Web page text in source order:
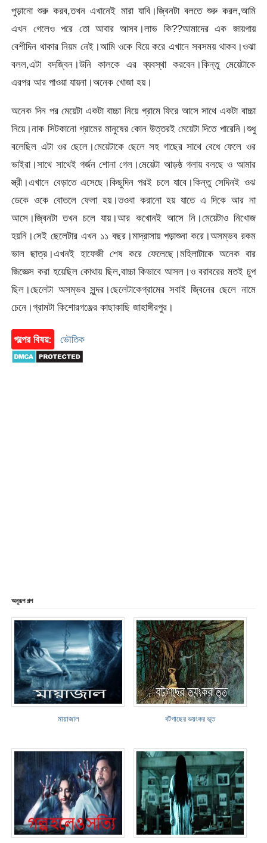
পুড়ানো শুরু করব,তখন এখানেই মারা যাবি।জ্বিনটা বলতে শুরু করল,আমি
এখন গেলেও পরে তো আবার আসব।লাভ কি??আমাদের এক জায়গায়
বেশীদিন থাকার নিয়ম নেই।আমি ওকে বিয়ে করে এখানে সবসময় থাকব।ওঝা
বলল,এটা বদজ্বিন।উনি কালকে এর ব্যবস্থা করবেন।কিন্তু মেয়েটাকে
এরপর আর পাওয়া যায়না।অনেক খোজা হয়।
অনেক দিন পর মেয়েটা একটা বাচ্চা নিয়ে গ্রামে ফিরে আসে সাথে একটা বাচ্চা
নিয়ে।নাক সিটকানো গ্রামের মানুষের কোন উত্তরই মেয়েটা দিতে পারেনি।শুধু
বলেছিল এটা ওর ছেলে।মেয়েটাকে ছেলে সহ গাছের সাথে বেধে ফেলে ওর
ভাইরা।সাথে সাথেই গর্জন শোনা গেল।মেয়েটা আড়ষ্ঠ গলায় বলছে ও আমার
স্ত্রী।এখানে বেড়াতে এসেছে।কিছুদিন পরই চলে যাবে।কিন্তু সেদিনই ওঝ
ডেকে ওকে বোতলে ফেলা হয়।তওবা করানো হয় যাতে এ দিকে আর না
আসে।জ্বিনটা তখন চলে যায়।আর কখোনই আসে নি।মেয়েটাও নিখোজ
হয়নি।সেই ছেলেটার এখন ১১ বছর।মাদ্রাসায় পড়াশুনা করে।অসম্ভব রকম
ভাল ছাত্র।এখনই হাফেজী শেষ করে ফেলেছে।মহিলাটাকে অনেক বার
জিজ্ঞেস করা হয়েছিল কোথায় ছিল,বাচ্চা কিভাবে আসল।ও বরাবরের মতই চুপ
ছিল।ছেলেটা অসম্ভব সুন্দর।ছেলেটাকেগ্রামের সবাই জ্বিনের ছেলে নামে
চেনে।গ্রামটা কিশোরগঞ্জের কাছাকাছি জাহাঙ্গীরপুর।
গল্পের বিষয়: ভৌতিক
অনুরূপ গল্প
মায়াজাল বটগাছের ভয়ংকর ভূত